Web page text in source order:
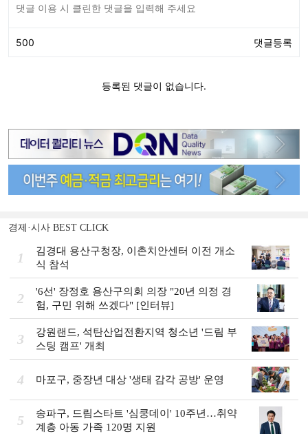
경제·시사 BEST CLICK
1
김경대 용산구청장, 이촌치안센터 이전 개소
식 참석
2
'6선' 장정호 용산구의회 의장 "20년 의정 경
험, 구민 위해 쓰겠다" [인터뷰]
3
강원랜드, 석탄산업전환지역 청소년 '드림 부
스팅 캠프' 개최
4 마포구, 중장년 대상 '생태 감각 공방' 운영
5
송파구, 드림스타트 '심쿵데이' 10주년…취약
계층 아동 가족 120명 지원